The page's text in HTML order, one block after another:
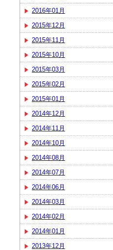
2016年01月
2015年12月
2015年11月
2015年10月
2015年03月
2015年02月
2015年01月
2014年12月
2014年11月
2014年10月
2014年08月
2014年07月
2014年06月
2014年03月
2014年02月
2014年01月
2013年12月